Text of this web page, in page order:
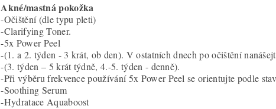
Akné/mastná pokožka
-Očištění (dle typu pleti)
-Clarifying Toner.
-5x Power Peel
-(1. a 2. týden - 3 krát, ob den). V ostatních dnech po očištění
-(3. týden – 5 krát týdně, 4.-5. týden - denně).
-Při výběru frekvence používání 5x Power Peel se orientujte podle
-Soothing Serum
-Hydratace Aquaboost